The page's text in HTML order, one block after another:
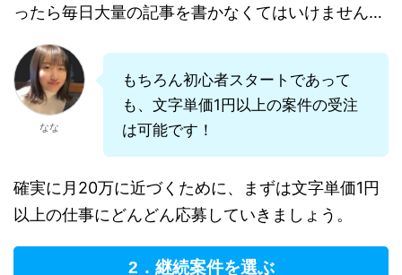
ったら毎日大量の記事を書かなくてはいけません…
なな
もちろん初心者スタートであって
も、文字単価1円以上の案件の受注
は可能です！
確実に月20万に近づくために、まずは文字単価1円
以上の仕事にどんどん応募していきましょう。
2．継続案件を選ぶ